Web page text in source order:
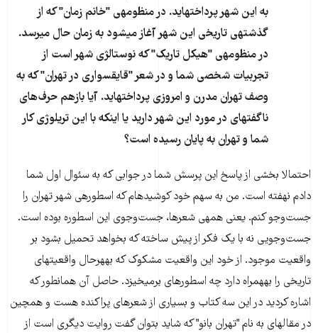
به این شهر پرداخته​اید. در منظومه​ی "خانم زمان" که از
گذشته​ی تاریخی این شهر آغاز می​شود به زمان حال می​رسد.
در منظومه​ی "هیکل تاریک" که نوستالژی شهر است از
تجربیات شخصی شما و در شعر "قایق​سواری در تهران" که به
وصف تهران مدرن و امروزی پرداخته​اید. آیا بازهم حرف‌های
ناگفته​ای در مورد این شهر دارید یا اینکه با این تریلوژی کار
شما و تهران به پایان رسیده است؟
احتمالا بخشی از پاسخ این پرسش شما در جوابی​ که به سئوال اول شما
دادم نهفته است. من به سهم خود کوشیده​ام که اسطور​ه​​​​ی شهر تهران را
جست‌وجو کنم. یعنی همه​ی شعرها، جست‌وجوی این اسطوره بوده است.
جست‌وجویی نه با یک فکر از پیش ساخته که بخواهد تحمیل بشود بر
واقعیت موجود. از خود این واقعیت مشکوک که به​هرحال واقعیت​های
تاریخی را به​همراه دارد چه اسطوره​ای برمی​خیزد. حاصل آن همانطور که
اشاره کردید در این سه کتاب و بسیاری از شعرهای پراکنده هست و همچین
در مقاله​ای به نام "تهران بانو" که شاید بتوان گفت روایت دیگری است از